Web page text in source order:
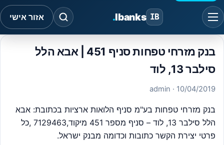
IB
Ibanks
. אזור אישי
בנק מזרחי טפחות סניף 451 | אבא הלל
סילבר 13, לוד
10/04/2019
· admin
בנק מזרחי טפחות בע"מ סניף הלואות ארציות בכתובת: אבא
הלל סילבר 13, לוד – סניף מספר 451 מיקוד,7129463 ,כל
פרטי יצירת הקשר כתובות וכדומה מבנק ישראל.